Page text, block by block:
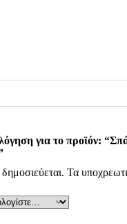
για το προϊόν:
Τα